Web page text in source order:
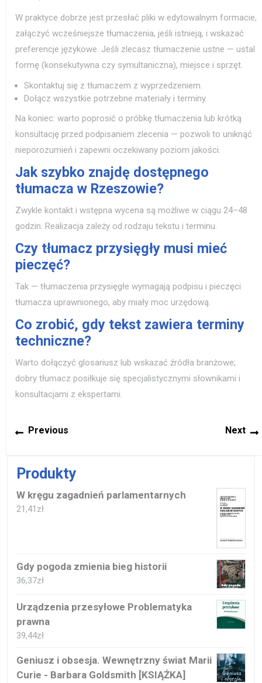
W praktyce dobrze jest przesłać pliki w edytowalnym formacie,
załączyć wcześniejsze tłumaczenia, jeśli istnieją, i wskazać
preferencje językowe. Jeśli zlecasz tłumaczenie ustne — ustal
formę (konsekutywna czy symultaniczna), miejsce i sprzęt.
Skontaktuj się z tłumaczem z wyprzedzeniem.
Dołącz wszystkie potrzebne materiały i terminy.
Na koniec: warto poprosić o próbkę tłumaczenia lub krótką
konsultację przed podpisaniem zlecenia — pozwoli to uniknąć
nieporozumień i zapewni oczekiwany poziom jakości.
Jak szybko znajdę dostępnego
tłumacza w Rzeszowie?
Zwykle kontakt i wstępna wycena są możliwe w ciągu 24–48
godzin. Realizacja zależy od rodzaju tekstu i terminu.
Czy tłumacz przysięgły musi mieć
pieczęć?
Tak — tłumaczenia przysięgłe wymagają podpisu i pieczęci
tłumacza uprawnionego, aby miały moc urzędową.
Co zrobić, gdy tekst zawiera terminy
techniczne?
Warto dołączyć glosariusz lub wskazać źródła branżowe;
dobry tłumacz posiłkuje się specjalistycznymi słownikami i
konsultacjami z ekspertami.
Nawigacja
wpisu
Previous Next
Produkty
W kręgu zagadnień parlamentarnych
21,41 zł
Gdy pogoda zmienia bieg historii
36,37zł
Urządzenia przesyłowe Problematyka
prawna
39,44zł
Geniusz i obsesja. Wewnętrzny świat Marii
Curie - Barbara Goldsmith [KSIĄŻKA]